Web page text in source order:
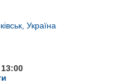
Україна